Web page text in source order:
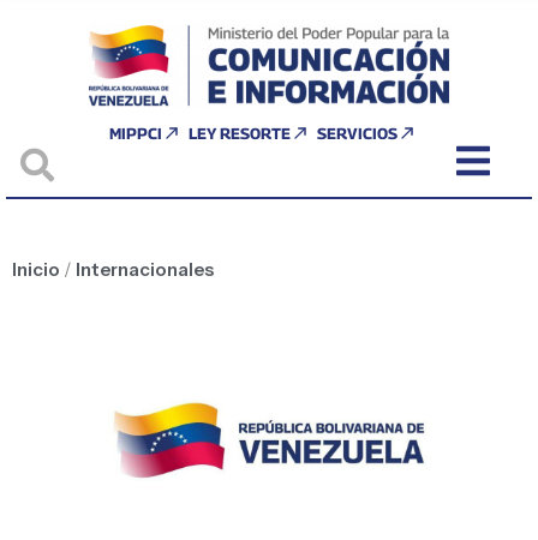
MIPPCI LEY RESORTE SERVICIOS
Inicio / Internacionales